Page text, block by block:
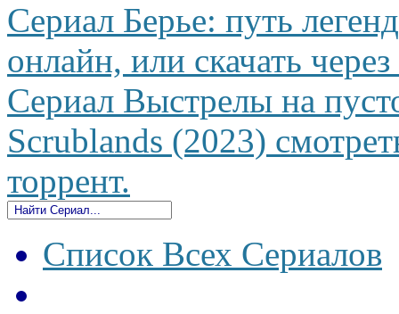
Сериал Берье: путь
онлайн, или скачать
Сериал Выстрелы на
Scrublands (2023)
торрент.
Список Всех Сериалов